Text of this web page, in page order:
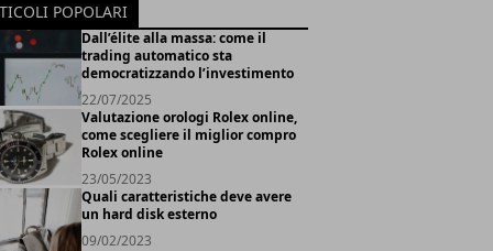
POPOLARI
Dall’élite alla massa: come il
trading automatico sta
democratizzando l’investimento
22/07/2025
Valutazione orologi Rolex online,
come scegliere il miglior compro
Rolex online
23/05/2023
Quali caratteristiche deve avere
un hard disk esterno
09/02/2023